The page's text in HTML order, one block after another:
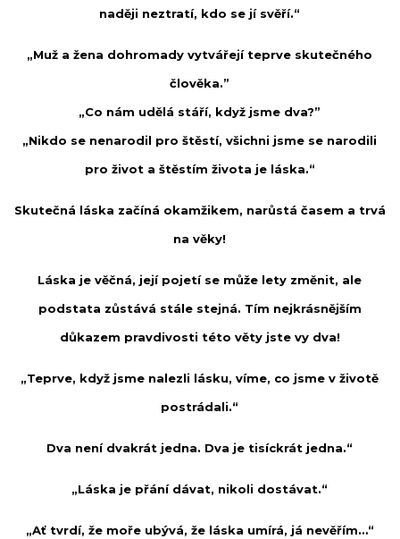
naději neztratí, kdo se jí svěří.“
„Muž a žena dohromady vytvářejí teprve skutečného
člověka.”
„Co nám udělá stáří, když jsme dva?”
„Nikdo se nenarodil pro štěstí, všichni jsme se narodili
pro život a štěstím života je láska.“
Skutečná láska začíná okamžikem, narůstá časem a trvá
na věky!
Láska je věčná, její pojetí se může lety změnit, ale
podstata zůstává stále stejná. Tím nejkrásnějším
důkazem pravdivosti této věty jste vy dva!
„Teprve, když jsme nalezli lásku, víme, co jsme v životě
postrádali.“
Dva není dvakrát jedna. Dva je tisíckrát jedna.“
„Láska je přání dávat, nikoli dostávat.“
„Ať tvrdí, že moře ubývá, že láska umírá, já nevěřím…“